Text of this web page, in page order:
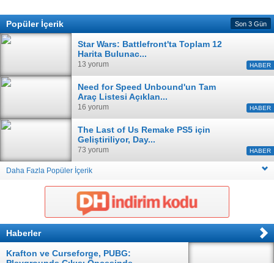
Popüler İçerik Son 3 Gün
Star Wars: Battlefront'ta Toplam 12
Harita Bulunac...
13 yorum HABER
Need for Speed Unbound'un Tam
Araç Listesi Açıklan...
16 yorum HABER
The Last of Us Remake PS5 için
Geliştiriliyor, Day...
73 yorum HABER
Daha Fazla Popüler İçerik
Haberler
Krafton ve Curseforge, PUBG: